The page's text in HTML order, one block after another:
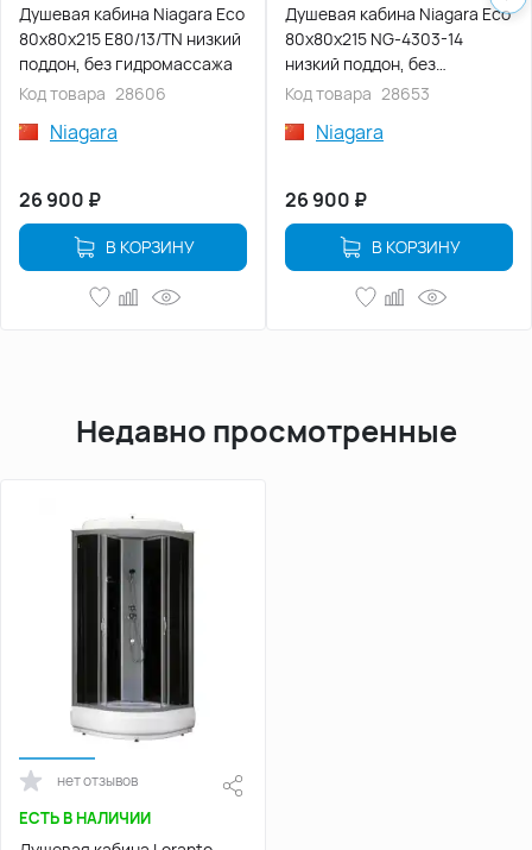
Душевая кабина Niagara Eco
80х80х215 E80/13/TN низкий
поддон, без гидромассажа
Код товара 28606
Niagara
26 900 ₽
В КОРЗИНУ
Душевая кабина Niagara Eco
80х80х215 NG-4303-14
низкий поддон, без
гидромассажа
Код товара 28653
Niagara
26 900 ₽
В КОРЗИНУ
Недавно просмотренные
нет отзывов
ЕСТЬ В НАЛИЧИИ